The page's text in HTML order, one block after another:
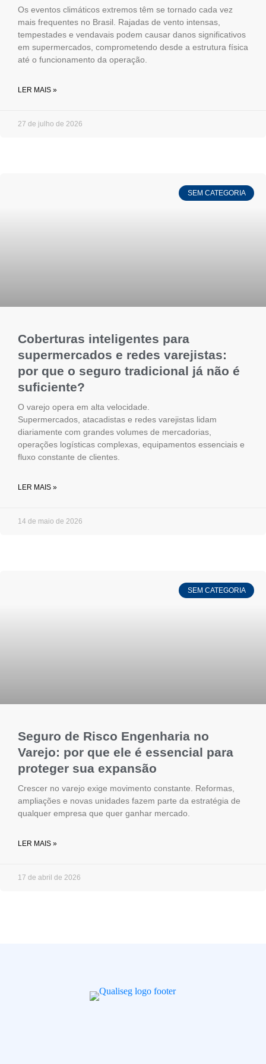
Os eventos climáticos extremos têm se tornado cada vez
mais frequentes no Brasil. Rajadas de vento intensas,
tempestades e vendavais podem causar danos significativos
em supermercados, comprometendo desde a estrutura física
até o funcionamento da operação.
LER MAIS »
27 de julho de 2026
SEM CATEGORIA
Coberturas inteligentes para
supermercados e redes varejistas:
por que o seguro tradicional já não é
suficiente?
O varejo opera em alta velocidade.
Supermercados, atacadistas e redes varejistas lidam
diariamente com grandes volumes de mercadorias,
operações logísticas complexas, equipamentos essenciais e
fluxo constante de clientes.
LER MAIS »
14 de maio de 2026
SEM CATEGORIA
Seguro de Risco Engenharia no
Varejo: por que ele é essencial para
proteger sua expansão
Crescer no varejo exige movimento constante. Reformas,
ampliações e novas unidades fazem parte da estratégia de
qualquer empresa que quer ganhar mercado.
LER MAIS »
17 de abril de 2026